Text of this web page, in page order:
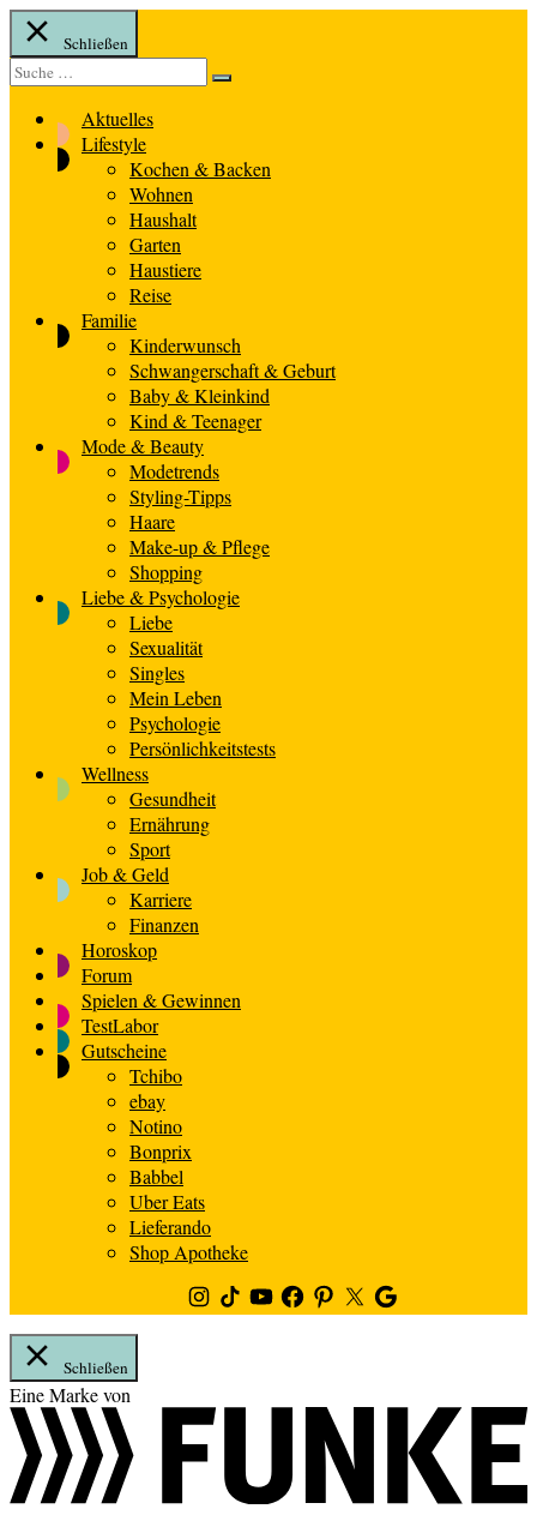
Schließen
Suche
nach:
Suche
Aktuelles
Lifestyle
Kochen & Backen
Wohnen
Haushalt
Garten
Haustiere
Reise
Familie
Kinderwunsch
Schwangerschaft & Geburt
Baby & Kleinkind
Kind & Teenager
Mode & Beauty
Modetrends
Styling-Tipps
Haare
Make-up & Pflege
Shopping
Liebe & Psychologie
Liebe
Sexualität
Singles
Mein Leben
Psychologie
Persönlichkeitstests
Wellness
Gesundheit
Ernährung
Sport
Job & Geld
Karriere
Finanzen
Horoskop
Forum
Spielen & Gewinnen
TestLabor
Gutscheine
Tchibo
ebay
Notino
Bonprix
Babbel
Uber Eats
Lieferando
Shop Apotheke
Instagram
TikTokYoutubeFacebook
PinterestTwitterGoogle
News
Schließen
Zum
Inhalt
springen
Eine Marke von